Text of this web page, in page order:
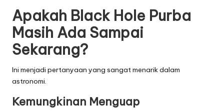
Apakah Black Hole Purba
Masih Ada Sampai
Sekarang?
Ini menjadi pertanyaan yang sangat menarik dalam
astronomi.
Kemungkinan Menguap